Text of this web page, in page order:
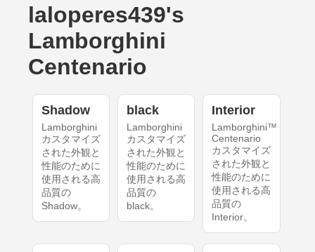
laloperes439's
Lamborghini
Centenario
Shadow
Lamborghini
カスタマイズ
された外観と
性能のために
使用される高
品質の
Shadow。
black
Lamborghini
カスタマイズ
された外観と
性能のために
使用される高
品質の
black。
Interior
Lamborghini™
Centenario
カスタマイズ
された外観と
性能のために
使用される高
品質の
Interior。